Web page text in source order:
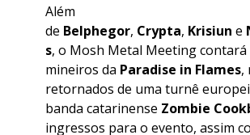
Além
de Belphegor, Crypta, Krisiun e
s, o Mosh Metal Meeting contará
mineiros da Paradise in Flames,
retornados de uma turnê
banda catarinense Zombie
ingressos para o evento, assim